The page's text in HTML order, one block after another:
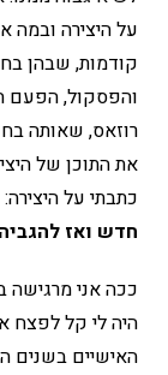
על היצירה ובמה
קודמות, שבהן
והפסקול, הפעם
רוזאס, שאותה
את התוכן של
כתבתי על היצירה:
חדש ואז
ככה אני מרגישה
היה לי קל לפצח
האישיים בשנים